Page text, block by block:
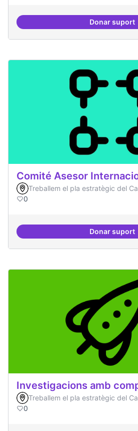
Donar suport
Comité Asesor
Treballem el pla estratègic del
0
Donar suport
Comité
Investigacions amb
Treballem el pla estratègic del
0